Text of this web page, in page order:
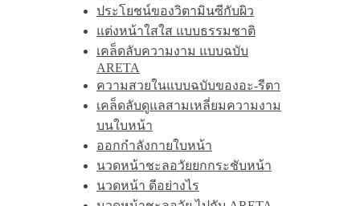
ประโยชน์ของวิตามินซีกับผิว
แต่งหน้าใสใส แบบธรรมชาติ
เคล็ดลับความงาม แบบฉบับ
ARETA
ความสวยในแบบฉบับของอะ-รีตา
เคล็ดลับดูแลสามเหลี่ยมความงาม
บนใบหน้า
ออกกำลังกายใบหน้า
นวดหน้าชะลอวัยยกกระชับหน้า
นวดหน้า ดีอย่างไร